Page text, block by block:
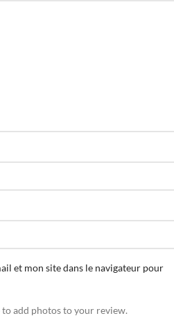
et mon site dans le navigateur pour
to add photos to your review.